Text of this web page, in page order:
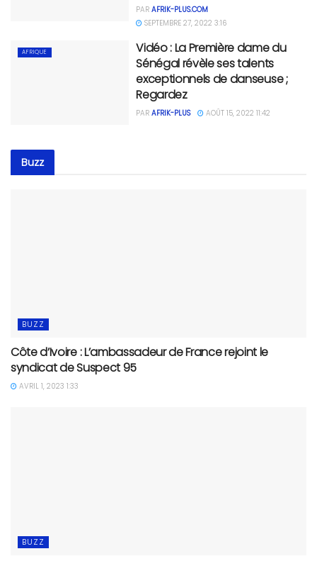
PAR AFRIK-PLUS.COM
SEPTEMBRE 27, 2022 3:16
AFRIQUE
Vidéo : La Première dame du
Sénégal révèle ses talents
exceptionnels de danseuse ;
Regardez
PAR AFRIK-PLUS AOÛT 15, 2022 11:42
Buzz
BUZZ
Côte d’Ivoire : L’ambassadeur de France rejoint le
syndicat de Suspect 95
AVRIL 1, 2023 1:33
BUZZ